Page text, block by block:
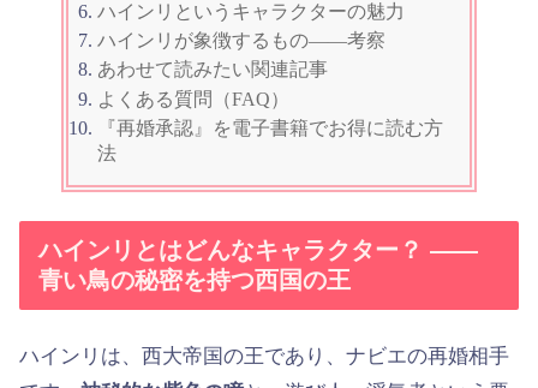
ハインリというキャラクターの魅力
ハインリが象徴するもの——考察
あわせて読みたい関連記事
よくある質問（FAQ）
『再婚承認』を電子書籍でお得に読む方
法
ハインリとはどんなキャラクター？ ——
青い鳥の秘密を持つ西国の王
ハインリは、西大帝国の王であり、ナビエの再婚相手